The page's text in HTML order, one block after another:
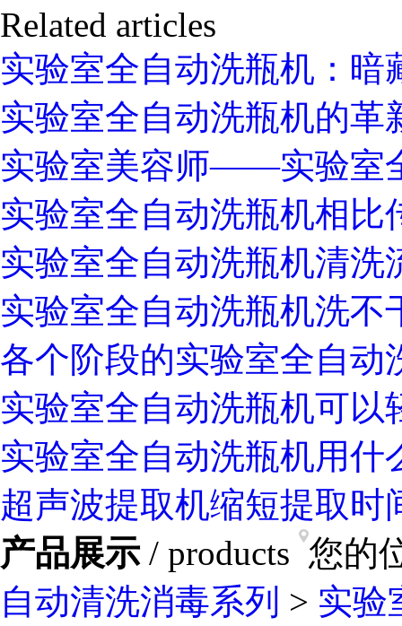
Related articles
实验室全自动洗瓶机：暗
实验室全自动洗瓶机的革
实验室美容师——实验室
实验室全自动洗瓶机相
实验室全自动洗瓶机清洗
实验室全自动洗瓶机洗不
各个阶段的实验室全自动
实验室全自动洗瓶机可以
实验室全自动洗瓶机用什
超声波提取机缩短提取时
产品展示 / products 您的
自动清洗消毒系列 > 实验